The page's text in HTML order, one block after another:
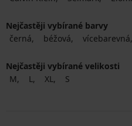
Nejčastěji vybírané barvy
černá
béžová vícebarevná
Nejčastěji vybírané velikosti
M
L XL S